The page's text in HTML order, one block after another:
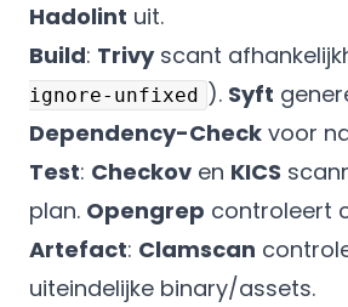
Hadolint uit.
Build: Trivyscant
ignore-unfixed
). Syft
Dependency-Check voor
Test: Checkov en KICS
plan. Opengrep controleert
Artefact: Clamscan
uiteindelijke binary/assets.